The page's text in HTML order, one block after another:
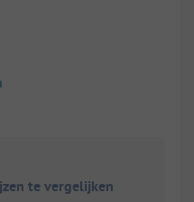
te vergelijken